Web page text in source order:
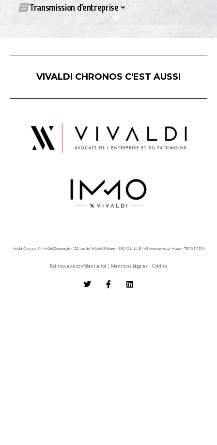
Transmission d’entreprise
VIVALDI CHRONOS C'EST AUSSI
Vivaldi Chronos © - Hôtel Delagarde - 120, rue de l'Hôpital Militaire - 59043 LILLE / 45 avenue Victor Hugo - 75116 PARIS
Politique de confidentialité | Mentions légales | Crédits